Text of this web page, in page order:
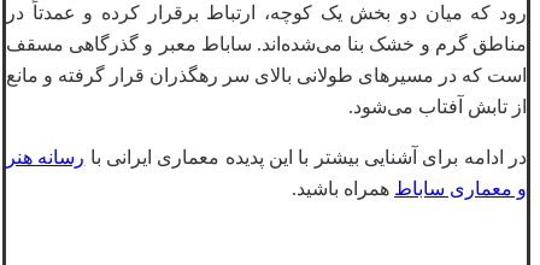
رود که میان دو بخش یک کوچه، ارتباط برقرار کرده و عمدتاً در
مناطق گرم و خشک بنا می‌شده‌اند. ساباط معبر و گذرگاهی مسقف
است که در مسیرهای طولانی بالای سر رهگذران قرار گرفته و مانع
از تابش آفتاب می‌شود.
در ادامه برای آشنایی بیشتر با این پدیده معماری ایرانی با رسانه هنر
و معماری ساباط همراه باشید.